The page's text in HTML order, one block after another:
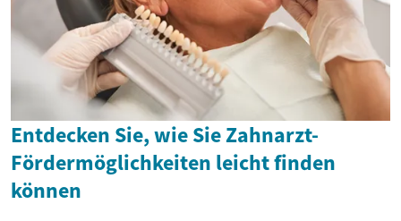
Entdecken Sie, wie Sie Zahnarzt-
Fördermöglichkeiten leicht finden
können